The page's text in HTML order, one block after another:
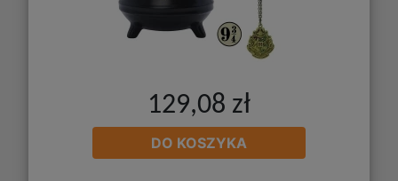
129,08 zł
DO KOSZYKA